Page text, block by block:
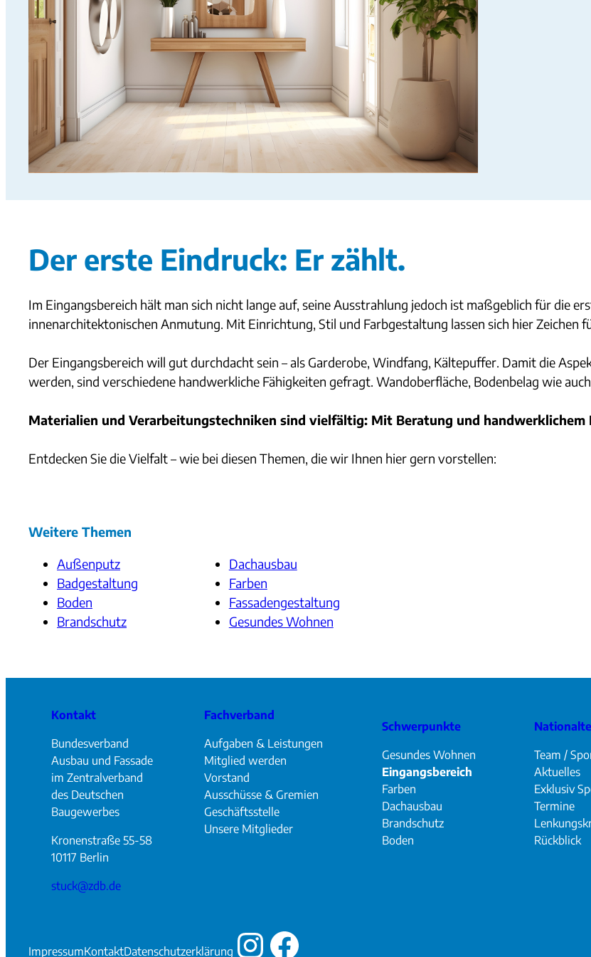
Der erste Eindruck: Er zählt.
Im Eingangsbereich hält man sich nicht lange auf, seine Ausstrahlung jedoch ist maßgeblich für die
innenarchitektonischen Anmutung. Mit Einrichtung, Stil und Farbgestaltung lassen sich hier Zeichen
Der Eingangsbereich will gut durchdacht sein – als Garderobe, Windfang, Kältepuffer. Damit die
werden, sind verschiedene handwerkliche Fähigkeiten gefragt. Wandoberfläche, Bodenbelag wie
Materialien und Verarbeitungstechniken sind vielfältig: Mit Beratung und handwerklichem
Entdecken Sie die Vielfalt – wie bei diesen Themen, die wir Ihnen hier gern vorstellen:
Weitere Themen
Außenputz
Badgestaltung
Boden
Brandschutz
Dachausbau
Farben
Fassadengestaltung
Gesundes Wohnen
Kontakt
Bundesverband
Ausbau und Fassade
im Zentralverband
des Deutschen
Baugewerbes
Kronenstraße 55-58
10117 Berlin
stuck@zdb.de
Fachverband
Aufgaben & Leistungen
Mitglied werden
Vorstand
Ausschüsse & Gremien
Geschäftsstelle
Unsere Mitglieder
Schwerpunkte
Gesundes Wohnen
Eingangsbereich
Farben
Dachausbau
Brandschutz
Boden
Team /
Aktuelles
Exklusiv
Termine
Rückblick
ImpressumKontaktDatenschutzerklärung Instagram
Facebook